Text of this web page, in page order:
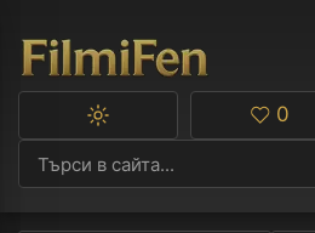
Превключване
тъмна
0